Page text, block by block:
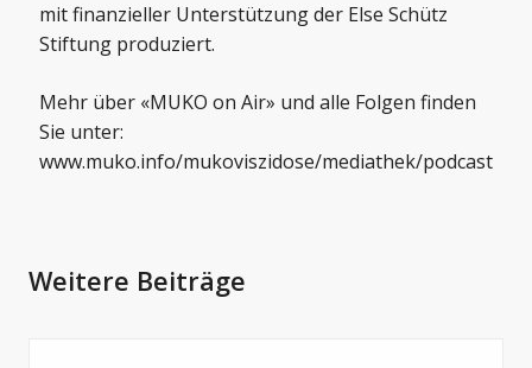
mit finanzieller Unterstützung der Else Schütz
Stiftung produziert.
Mehr über «MUKO on Air» und alle Folgen finden
Sie unter:
www.muko.info/mukoviszidose/mediathek/podcast
Weitere Beiträge